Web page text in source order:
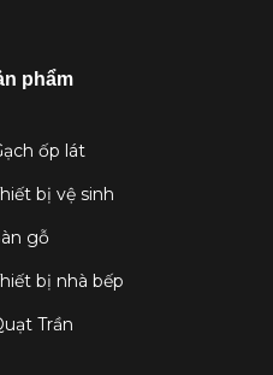
phẩm
ốp lát
bị vệ sinh
gỗ
bị nhà bếp
Trần